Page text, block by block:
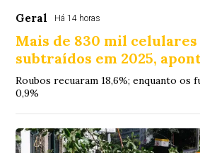
Geral Há 14 horas
Mais de 830 mil
subtraídos em 2025,
Roubos recuaram 18,6%; enquanto os
0,9%